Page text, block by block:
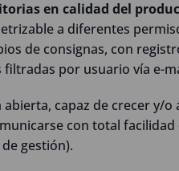
en calidad del
a diferentes
de consignas, con
filtradas por usuario vía e-
capaz de crecer y/o
con total
gestión).